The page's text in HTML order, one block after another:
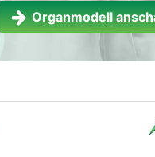
Organmodell